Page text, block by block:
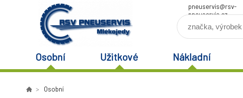
pneuservis@rsv-
pneuservis.cz
Osobní Užitkové Nákladní
Osobní